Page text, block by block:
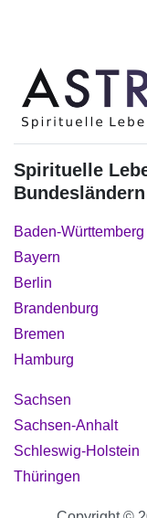
Spirituelle
Bundesländern
Baden-Württemberg
Bayern
Berlin
Brandenburg
Bremen
Hamburg
Sachsen
Sachsen-Anhalt
Schleswig-Holstein
Thüringen